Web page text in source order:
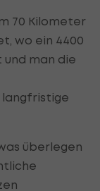
70 Kilometer
wo ein 4400
man die
langfristige
überlegen